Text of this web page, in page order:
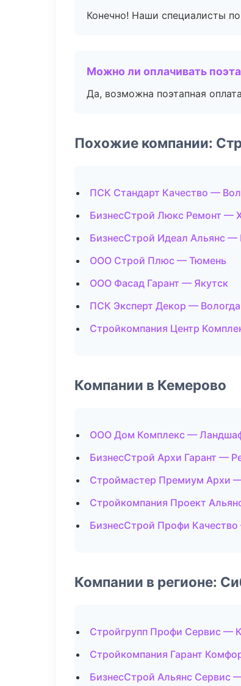
Конечно! Наши специалисты
Можно ли оплачивать
Да, возможна поэтапная
Похожие компании:
ПСК Стандарт Качество —
БизнесСтрой Люкс Ремонт —
БизнесСтрой Идеал Альянс —
ООО Строй Плюс — Тюмень
ООО Фасад Гарант — Якутск
ПСК Эксперт Декор — Вологда
Стройкомпания Центр
Компании в Кемерово
ООО Дом Комплекс —
БизнесСтрой Архи Гарант —
Строймастер Премиум Архи
Стройкомпания Проект
БизнесСтрой Профи
Компании в регионе:
Стройгрупп Профи Сервис —
Стройкомпания Гарант
БизнесСтрой Альянс Сервис